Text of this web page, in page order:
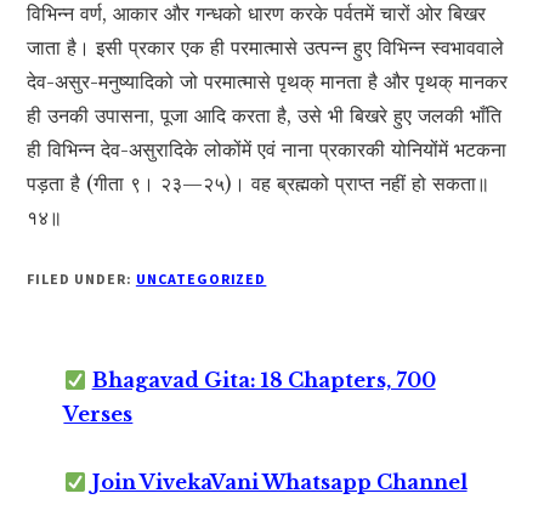
विभिन्न वर्ण, आकार और गन्धको धारण करके पर्वतमें चारों ओर बिखर
जाता है। इसी प्रकार एक ही परमात्मासे उत्पन्न हुए विभिन्न स्वभाववाले
देव-असुर-मनुष्यादिको जो परमात्मासे पृथक् मानता है और पृथक् मानकर
ही उनकी उपासना, पूजा आदि करता है, उसे भी बिखरे हुए जलकी भाँति
ही विभिन्न देव-असुरादिके लोकोंमें एवं नाना प्रकारकी योनियोंमें भटकना
पड़ता है (गीता ९। २३—२५)। वह ब्रह्मको प्राप्त नहीं हो सकता॥
१४॥
FILED UNDER: UNCATEGORIZED
Bhagavad Gita: 18 Chapters, 700
Verses
Join VivekaVani Whatsapp Channel